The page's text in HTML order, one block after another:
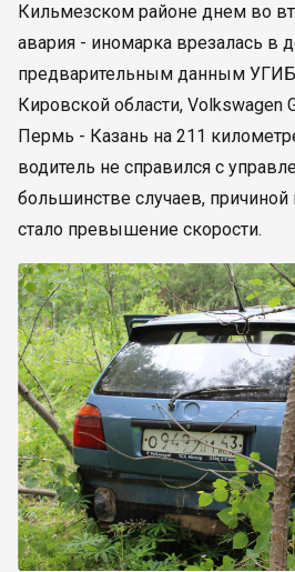
Кильмезском районе днем во
авария - иномарка врезалась в
предварительным данным
Кировской области, Volkswagen
Пермь - Казань на 211
водитель не справился с
большинстве случаев, причиной
стало превышение скорости.